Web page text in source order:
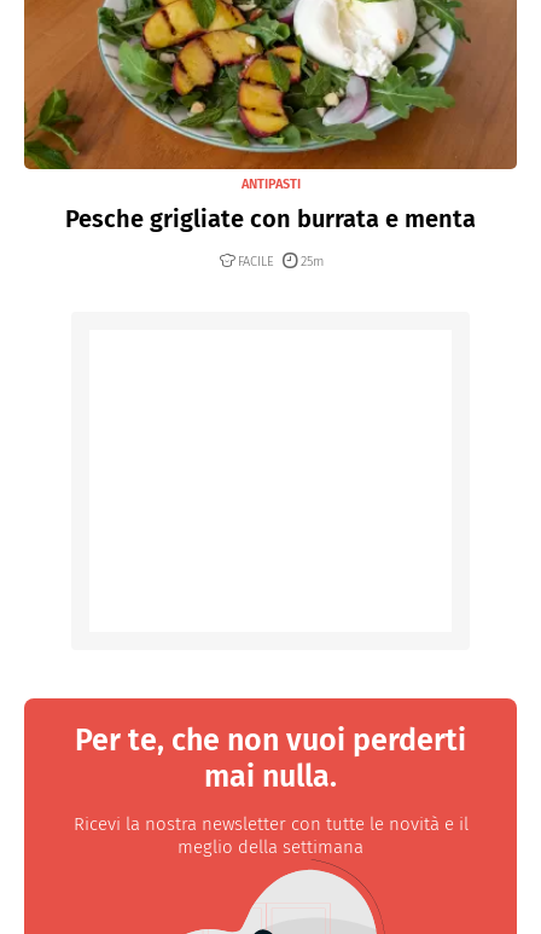
ANTIPASTI
Pesche grigliate con burrata e menta
FACILE 25m
Per te, che non vuoi perderti
mai nulla.
Ricevi la nostra newsletter con tutte le novità e il
meglio della settimana